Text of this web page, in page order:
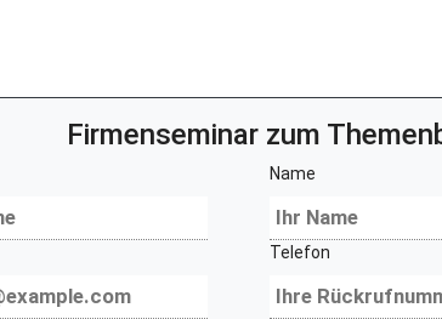
Firmenseminar zum
Name
Telefon